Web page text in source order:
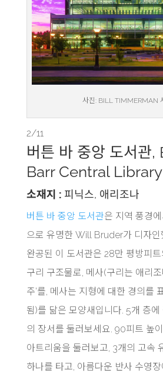
사진: BILL TIMMERMAN
2/11
버튼 바 중앙 도서관
Barr Central Library
소재지 : 피닉스, 애리조나
버튼 바 중앙 도서관은 지역 풍경
으로 유명한 Will Bruder가 디자인
완공된 이 도서관은 28만 평방피
구리 구조물로, 메사(구리는 애리조
주’를, 메사는 지형에 대한 경의를
됨)를 닮은 모양새입니다. 5개 층
의 장서를 둘러보세요. 90피트 높
아트리움을 둘러보고, 3개의 고속
하나를 타고, 아름다운 반사 수영